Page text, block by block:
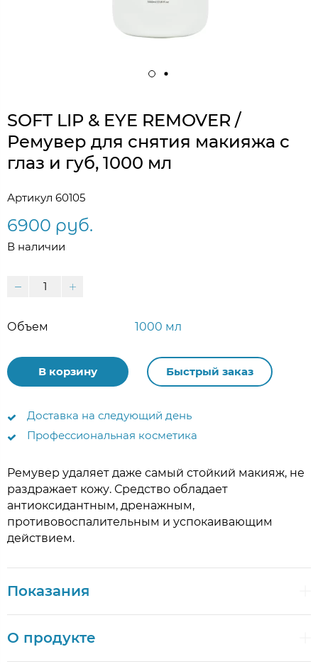
SOFT LIP & EYE REMOVER /
Ремувер для снятия макияжа с
глаз и губ, 1000 мл
Артикул 60105
6900 руб.
В наличии
Объем 1000 мл
В корзину Быстрый заказ
Доставка на следующий день
Профессиональная косметика
Ремувер удаляет даже самый стойкий макияж, не
раздражает кожу. Средство обладает
антиоксидантным, дренажным,
противовоспалительным и успокаивающим
действием.
Показания
О продукте